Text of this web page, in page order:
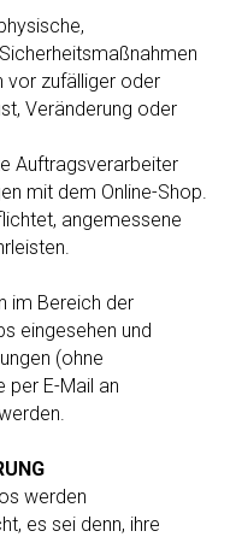
vor zufälliger oder
Veränderung oder
Auftragsverarbeiter
mit dem Online-Shop.
angemessene
im Bereich der
eingesehen und
(ohne
per E-Mail an
werden
es sei denn, ihre